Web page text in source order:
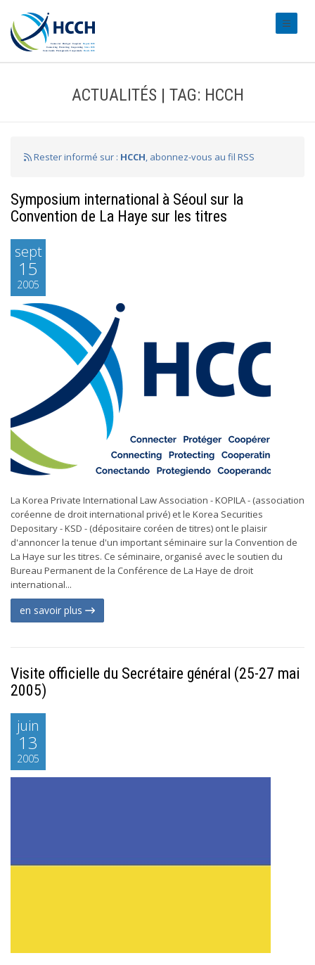
ACTUALITÉS | TAG: HCCH
Rester informé sur : HCCH, abonnez-vous au fil RSS
Symposium international à Séoul sur la
Convention de La Haye sur les titres
sept
15
2005
La Korea Private International Law Association - KOPILA - (association
coréenne de droit international privé) et le Korea Securities
Depositary - KSD - (dépositaire coréen de titres) ont le plaisir
d'annoncer la tenue d'un important séminaire sur la Convention de
La Haye sur les titres. Ce séminaire, organisé avec le soutien du
Bureau Permanent de la Conférence de La Haye de droit
international...
en savoir plus
Visite officielle du Secrétaire général (25-27 mai
2005)
juin
13
2005